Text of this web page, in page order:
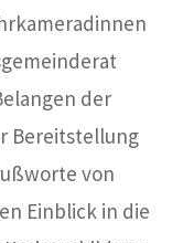
der
Bereitstellung
von
Einblick in die